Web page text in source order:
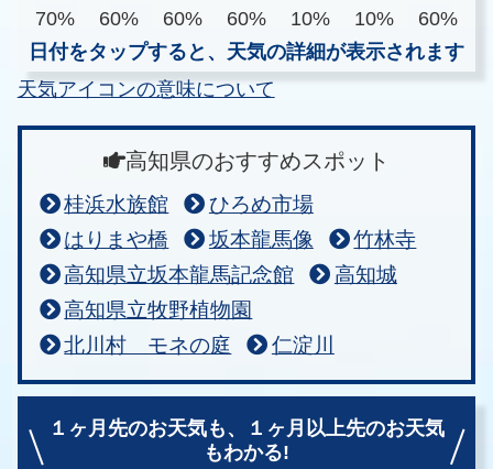
70%
60% 60% 60% 10% 10%
60%
日付をタップすると、天気の詳細が表示されます
天気アイコンの意味について
高知県のおすすめスポット
桂浜水族館
ひろめ市場
はりまや橋
坂本龍馬像
竹林寺
高知県立坂本龍馬記念館
高知城
高知県立牧野植物園
北川村 モネの庭
仁淀川
１ヶ月先のお天気も、
１ヶ月以上先のお天気
もわかる!